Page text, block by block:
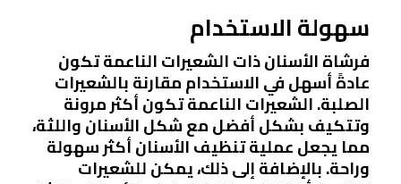
سهولة الاستخدام
فرشاة الأسنان ذات الشعيرات الناعمة تكون
عادةً أسهل في الاستخدام مقارنة بالشعيرات
الصلبة. الشعيرات الناعمة تكون أكثر مرونة
وتتكيف بشكل أفضل مع شكل الأسنان واللثة،
مما يجعل عملية تنظيف الأسنان أكثر سهولة
وراحة. بالإضافة إلى ذلك، يمكن للشعيرات